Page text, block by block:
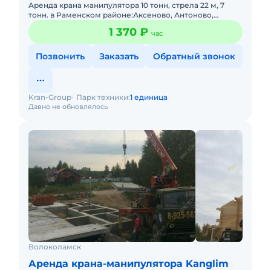
Аренда крана манипулятора 10 тонн, стрела 22 м, 7
тонн. в Раменском районе:Аксеново, Антоново,
Аринино, Бахтеево, Бисерово, Большое Ивановское,
Боршева, Бояркин
1 370 ₽ час
Позвонить Заказать Обратный звонок
Давно не обновлялось
Kran-Group Парк техники:1 единица
Волоколамск
Аренда крана-манипулятора Kanglim